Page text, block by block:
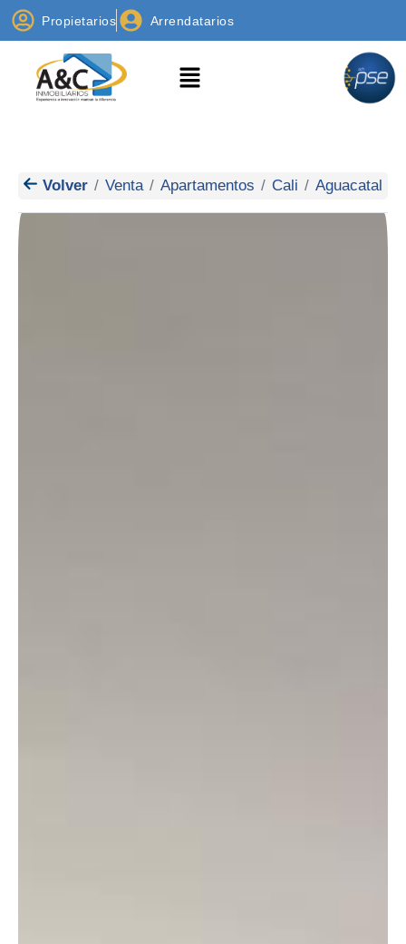
Propietarios Arrendatarios
Volver Venta Apartamentos Cali Aguacatal